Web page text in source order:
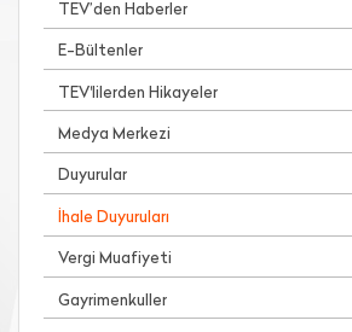
TEV’den Haberler
E-Bültenler
TEV'lilerden Hikayeler
Medya Merkezi
Duyurular
İhale Duyuruları
Vergi Muafiyeti
Gayrimenkuller